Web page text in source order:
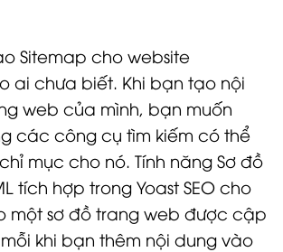
Sitemap cho website
ai chưa biết. Khi bạn tạo nội
web của mình, bạn muốn
các công cụ tìm kiếm có thể
mục cho nó. Tính năng Sơ đồ
tích hợp trong Yoast SEO cho
một sơ đồ trang web được cập
khi bạn thêm nội dung vào